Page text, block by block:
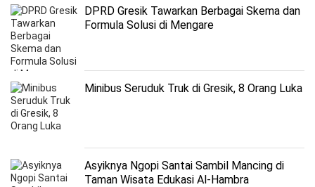
DPRD Gresik Tawarkan Berbagai Skema dan
Formula Solusi di Mengare
Minibus Seruduk Truk di Gresik, 8 Orang Luka
Asyiknya Ngopi Santai Sambil Mancing di
Taman Wisata Edukasi Al-Hambra